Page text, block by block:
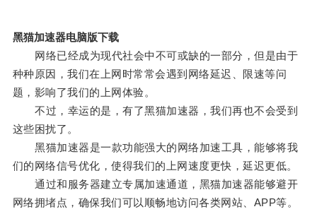
黑猫加速器电脑版下载
网络已经成为现代社会中不可或缺的一部分，但是由于
种种原因，我们在上网时常常会遇到网络延迟、限速等问
题，影响了我们的上网体验。
不过，幸运的是，有了黑猫加速器，我们再也不会受到
这些困扰了。
黑猫加速器是一款功能强大的网络加速工具，能够将我
们的网络信号优化，使得我们的上网速度更快，延迟更低。
通过和服务器建立专属加速通道，黑猫加速器能够避开
网络拥堵点，确保我们可以顺畅地访问各类网站、APP等。